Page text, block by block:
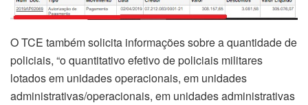
O TCE também solicita informações sobre a quantidade de
policiais, “o quantitativo efetivo de policiais militares
lotados em unidades operacionais, em unidades
administrativas/operacionais, em unidades administrativas